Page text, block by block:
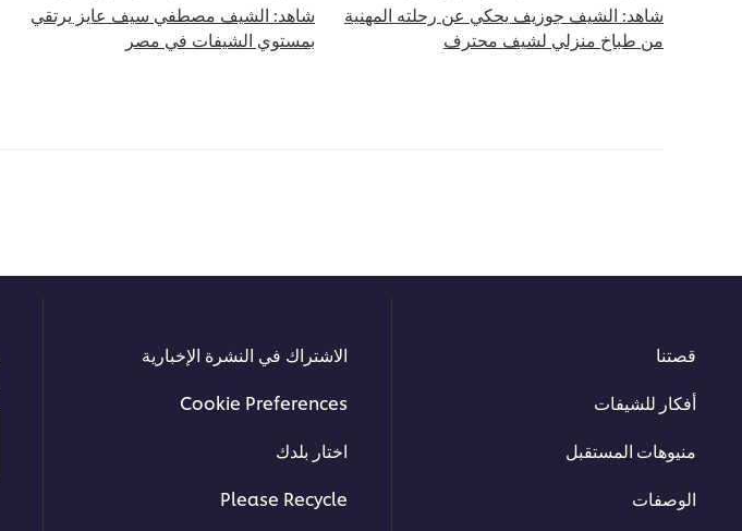
شاهد: الشيف جوزيف يحكي عن رحلته المهنية
من طباخ منزلي لشيف محترف
شاهد: الشيف مصطفي سيف عايز يرتقي
بمستوي الشيفات في مصر
قصتنا
أفكار للشيفات
منيوهات المستقبل
الوصفات
الاشتراك في النشرة الإخبارية
Cookie Preferences
اختار بلدك
Please Recycle